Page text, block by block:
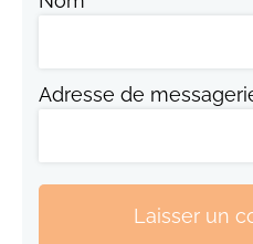
Adresse de
Laisser un